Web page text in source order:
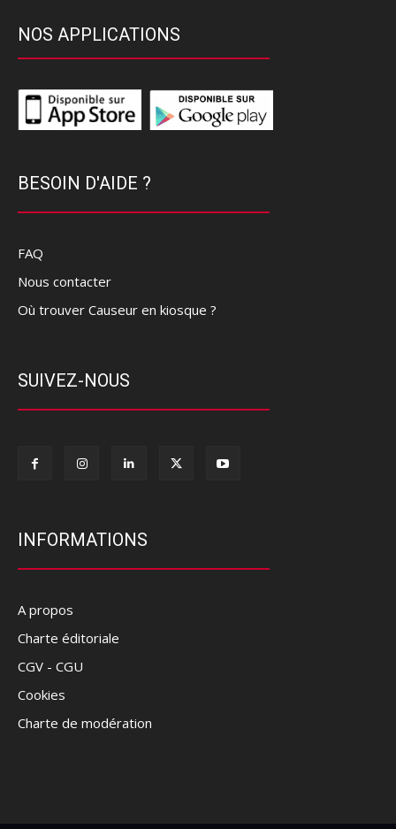
NOS APPLICATIONS
BESOIN D'AIDE ?
FAQ
Nous contacter
Où trouver Causeur en kiosque ?
SUIVEZ-NOUS
INFORMATIONS
A propos
Charte éditoriale
CGV - CGU
Cookies
Charte de modération